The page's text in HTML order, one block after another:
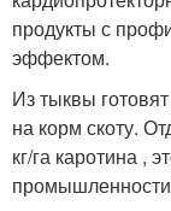
продукты с
эффектом.
Из тыквы
на корм скоту.
кг/га каротина ,